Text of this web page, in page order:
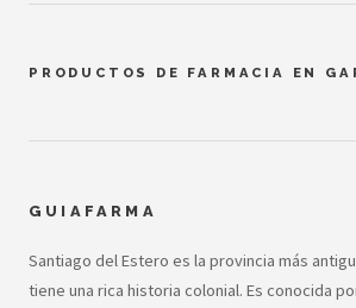
PRODUCTOS DE FARMACIA EN
GUIAFARMA
Santiago del Estero es la provincia más
tiene una rica historia colonial. Es conocida